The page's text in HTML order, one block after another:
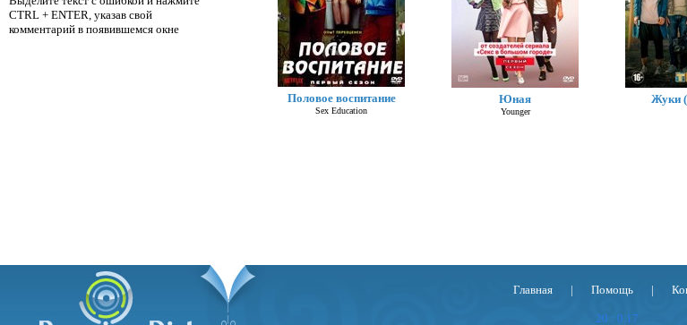
Половое воспитание
Sex Education
Юная
Younger
Жуки
CTRL + ENTER, указав свой
комментарий в появившемся окне
Главная | Помощь |
20 : 0.17